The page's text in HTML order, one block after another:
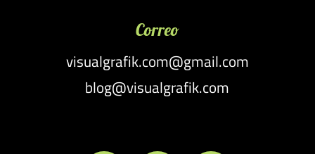
Correo
visualgrafik.com@gmail.com
blog@visualgrafik.com